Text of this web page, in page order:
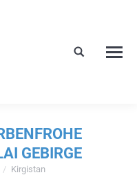
GEBIRGE
Kirgistan